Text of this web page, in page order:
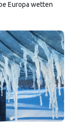
Europa wetten